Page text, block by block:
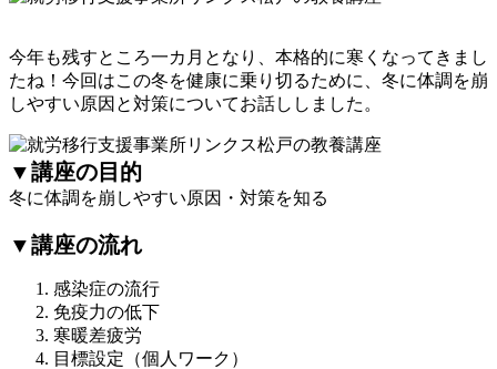
今年も残すところ一カ月となり、本格的に寒くなってきまし
たね！今回はこの冬を健康に乗り切るために、冬に体調を崩
しやすい原因と対策についてお話ししました。
▼講座の目的
冬に体調を崩しやすい原因・対策を知る
▼講座の流れ
感染症の流行
免疫力の低下
寒暖差疲労
目標設定（個人ワーク）